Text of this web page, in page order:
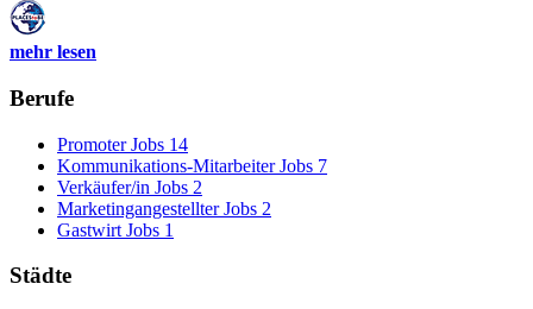
mehr lesen
Berufe
Promoter Jobs 14
Kommunikations-Mitarbeiter Jobs 7
Verkäufer/in Jobs 2
Marketingangestellter Jobs 2
Gastwirt Jobs 1
Städte